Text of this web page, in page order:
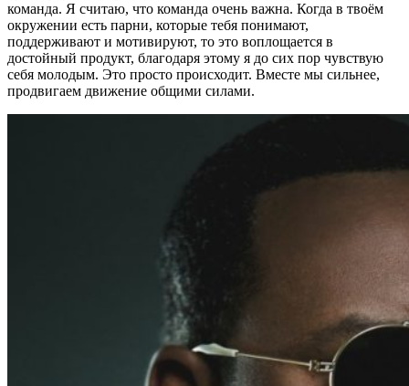
команда. Я считаю, что команда очень важна. Когда в твоём
окружении есть парни, которые тебя понимают,
поддерживают и мотивируют, то это воплощается в
достойный продукт, благодаря этому я до сих пор чувствую
себя молодым. Это просто происходит. Вместе мы сильнее,
продвигаем движение общими силами.